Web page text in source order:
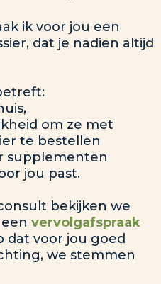
ik voor jou een
dat je nadien altijd
om ze met
te bestellen
supplementen
jou past.
bekijken we
vervolgafspraak
dat voor jou goed
we stemmen